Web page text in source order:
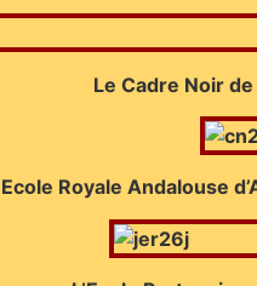
Le Cadre Noir
Royale Andalouse